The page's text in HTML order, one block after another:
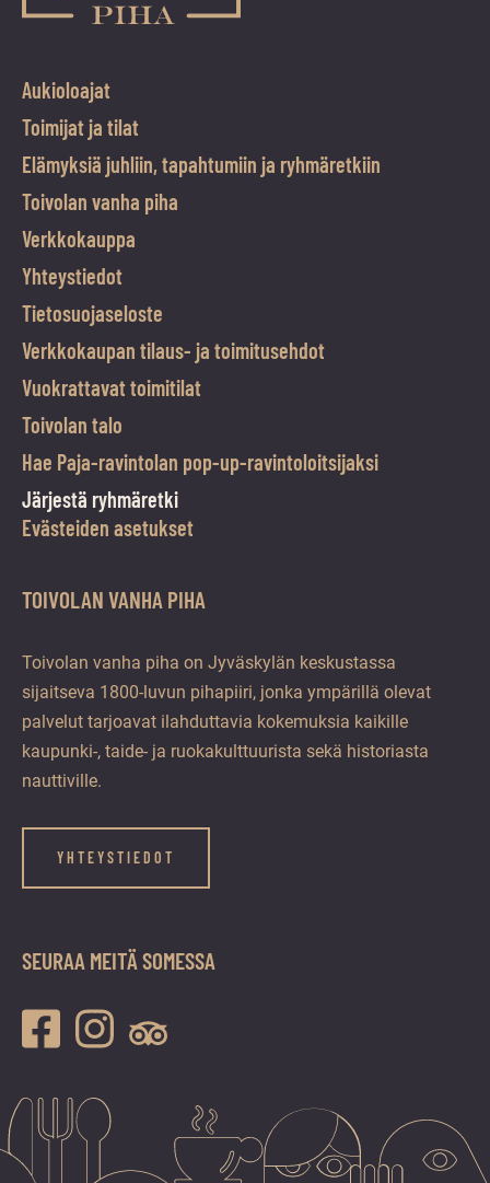
Aukioloajat
Toimijat ja tilat
Elämyksiä juhliin, tapahtumiin ja ryhmäretkiin
Toivolan vanha piha
Verkkokauppa
Yhteystiedot
Tietosuojaseloste
Verkkokaupan tilaus- ja toimitusehdot
Vuokrattavat toimitilat
Toivolan talo
Hae Paja-ravintolan pop-up-ravintoloitsijaksi
Järjestä ryhmäretki
Evästeiden asetukset
TOIVOLAN VANHA PIHA
Toivolan vanha piha on Jyväskylän keskustassa
sijaitseva 1800-luvun pihapiiri, jonka ympärillä olevat
palvelut tarjoavat ilahduttavia kokemuksia kaikille
kaupunki-, taide- ja ruokakulttuurista sekä historiasta
nauttiville.
YHTEYSTIEDOT
SEURAA MEITÄ SOMESSA